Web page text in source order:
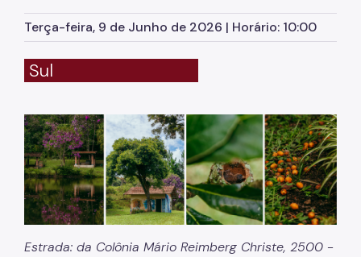
Parques Urbanos
Parques Concessionados
Trilha Interparques
Viveiros Municipais
Educação Ambiental UMAPAZ
Programação
Terça-feira, 9 de Junho de 2026 | Horário: 10:00
Sul
Estrada: da Colônia Mário Reimberg Christe, 2500 -